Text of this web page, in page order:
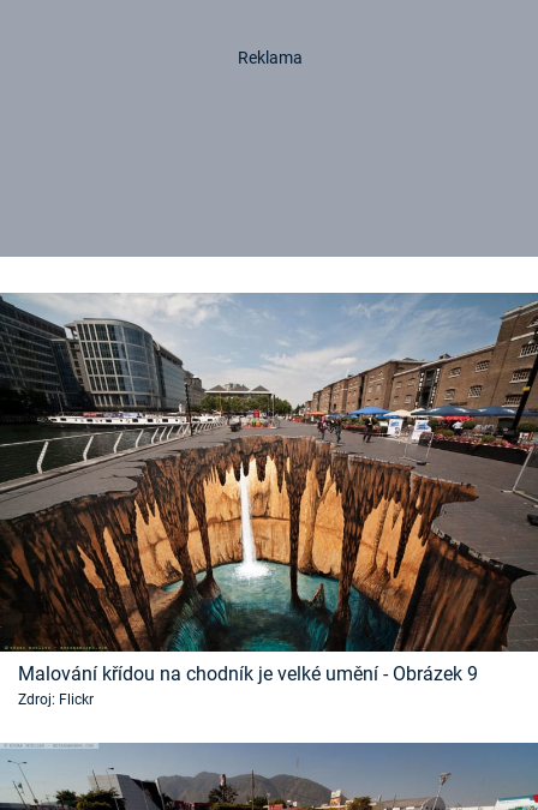
Malování křídou na chodník je velké umění - Obrázek 9
Zdroj: Flickr